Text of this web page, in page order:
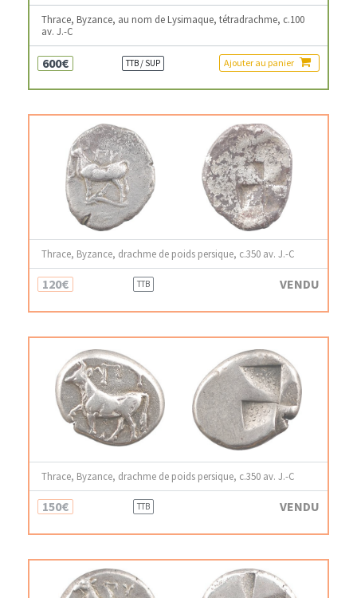
Thrace, Byzance, au nom de Lysimaque, tétradrachme, c.100
av. J.-C
600€ TTB / SUP Ajouter au panier
Thrace, Byzance, drachme de poids persique, c.350 av. J.-C
120€ TTB VENDU
Thrace, Byzance, drachme de poids persique, c.350 av. J.-C
150€ TTB VENDU